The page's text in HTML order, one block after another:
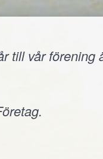
till vår förening